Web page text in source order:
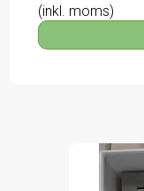
(inkl. moms)